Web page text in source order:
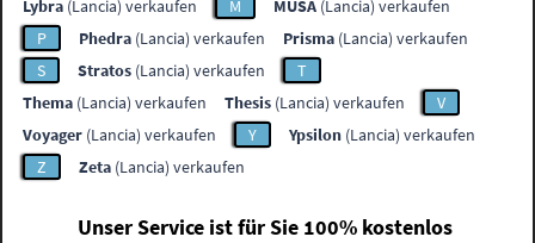
Lybra (Lancia) verkaufen M MUSA (Lancia) verkaufen
P
Phedra (Lancia) verkaufen Prisma (Lancia) verkaufen
S
Stratos (Lancia) verkaufen
T
Thema (Lancia) verkaufen Thesis (Lancia) verkaufen
V
Voyager (Lancia) verkaufen Y Ypsilon (Lancia) verkaufen
Z
Zeta (Lancia) verkaufen
Unser Service ist für Sie 100% kostenlos